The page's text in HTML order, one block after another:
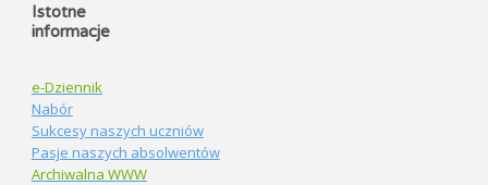
Istotne
informacje
e-Dziennik
Nabór
Sukcesy naszych uczniów
Pasje naszych absolwentów
Archiwalna WWW